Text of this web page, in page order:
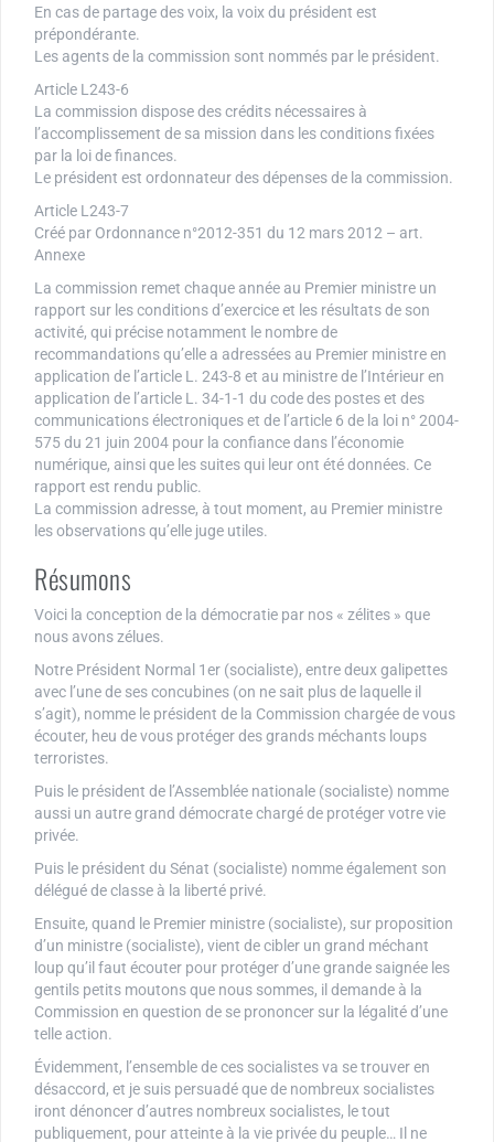
En cas de partage des voix, la voix du président est
prépondérante.
Les agents de la commission sont nommés par le président.
Article L243-6
La commission dispose des crédits nécessaires à
l’accomplissement de sa mission dans les conditions fixées
par la loi de finances.
Le président est ordonnateur des dépenses de la commission.
Article L243-7
Créé par Ordonnance n°2012-351 du 12 mars 2012 – art.
Annexe
La commission remet chaque année au Premier ministre un
rapport sur les conditions d’exercice et les résultats de son
activité, qui précise notamment le nombre de
recommandations qu’elle a adressées au Premier ministre en
application de l’article L. 243-8 et au ministre de l’Intérieur en
application de l’article L. 34-1-1 du code des postes et des
communications électroniques et de l’article 6 de la loi n° 2004-
575 du 21 juin 2004 pour la confiance dans l’économie
numérique, ainsi que les suites qui leur ont été données. Ce
rapport est rendu public.
La commission adresse, à tout moment, au Premier ministre
les observations qu’elle juge utiles.
Résumons
Voici la conception de la démocratie par nos « zélites » que
nous avons zélues.
Notre Président Normal 1er (socialiste), entre deux galipettes
avec l’une de ses concubines (on ne sait plus de laquelle il
s’agit), nomme le président de la Commission chargée de vous
écouter, heu de vous protéger des grands méchants loups
terroristes.
Puis le président de l’Assemblée nationale (socialiste) nomme
aussi un autre grand démocrate chargé de protéger votre vie
privée.
Puis le président du Sénat (socialiste) nomme également son
délégué de classe à la liberté privé.
Ensuite, quand le Premier ministre (socialiste), sur proposition
d’un ministre (socialiste), vient de cibler un grand méchant
loup qu’il faut écouter pour protéger d’une grande saignée les
gentils petits moutons que nous sommes, il demande à la
Commission en question de se prononcer sur la légalité d’une
telle action.
Évidemment, l’ensemble de ces socialistes va se trouver en
désaccord, et je suis persuadé que de nombreux socialistes
iront dénoncer d’autres nombreux socialistes, le tout
publiquement, pour atteinte à la vie privée du peuple… Il ne